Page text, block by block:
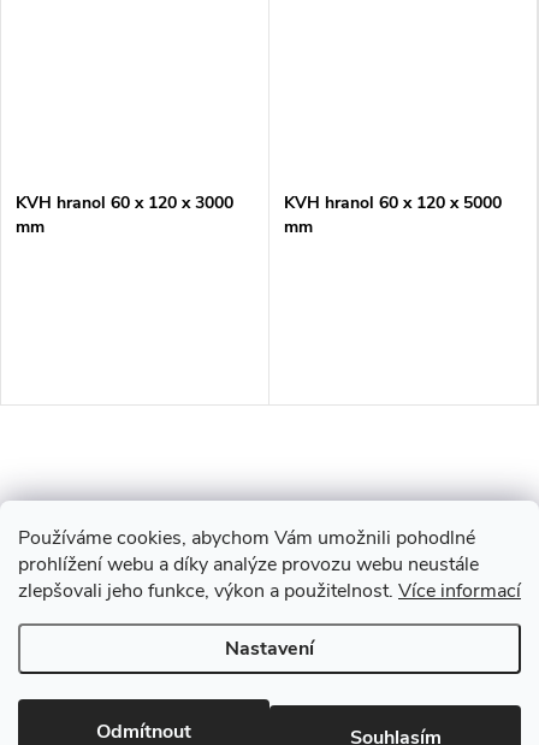
Používáme cookies, abychom Vám umožnili pohodlné
prohlížení webu a díky analýze provozu webu neustále
zlepšovali jeho funkce, výkon a použitelnost. Více informací
Nastavení
Odmítnout Souhlasím
KVH hranol 60 x 120 x 3000
mm
KVH hranol 60 x 120 x 5000
mm
Z
á
Drevobis Horoměřice. Všechna práva vyhrazena.
nastavení cookies